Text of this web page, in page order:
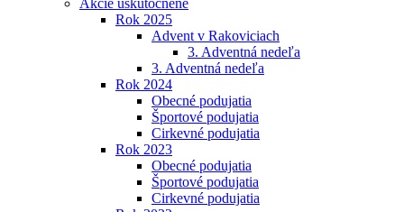
Akcie uskutočnené
Rok 2025
Advent v Rakoviciach
3. Adventná nedeľa
3. Adventná nedeľa
Rok 2024
Obecné podujatia
Športové podujatia
Cirkevné podujatia
Rok 2023
Obecné podujatia
Športové podujatia
Cirkevné podujatia